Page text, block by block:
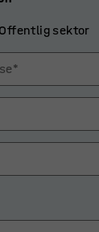
i højden.
Offentlig sektor